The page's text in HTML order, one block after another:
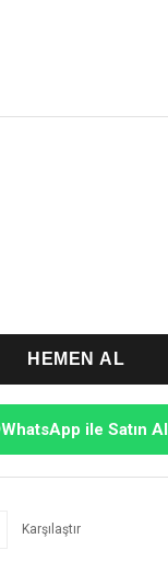
WhatsApp ile Satın Al
Karşılaştır